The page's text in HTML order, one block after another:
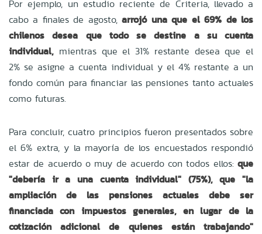
Por ejemplo, un estudio reciente de Criteria, llevado a
cabo a finales de agosto,arrojó una que el 69% de los
chilenos desea que todo se destine a su cuenta
individual, mientras que el 31% restante desea que el
2% se asigne a cuenta individual y el 4% restante a un
fondo común para financiar las pensiones tanto actuales
como futuras.
Para concluir, cuatro principios fueron presentados sobre
el 6% extra, y la mayoría de los encuestados respondió
estar de acuerdo o muy de acuerdo con todos ellos: que
"debería ir a una cuenta individual" (75%), que "la
ampliación de las pensiones actuales debe ser
financiada con impuestos generales, en lugar de la
cotización adicional de quienes están trabajando"